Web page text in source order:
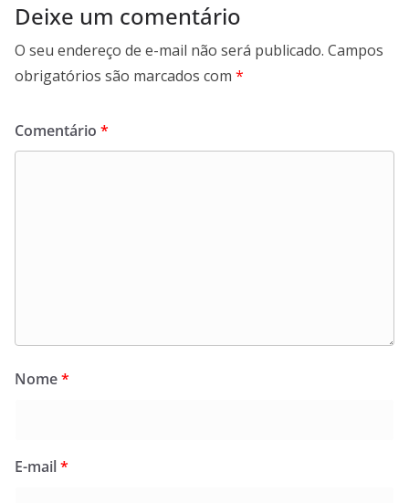
Deixe um comentário
O seu endereço de e-mail não será publicado. Campos
obrigatórios são marcados com *
Comentário *
Nome*
E-mail*